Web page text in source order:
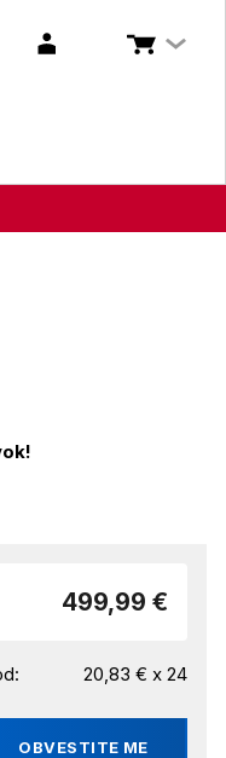
499,99 €
20,83 € x 24
OBVESTITE ME